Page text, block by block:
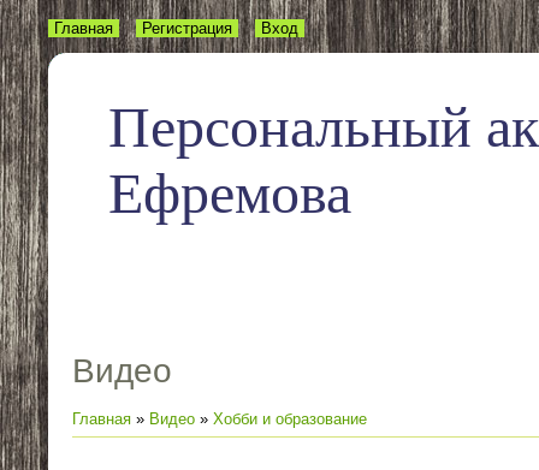
Персональный
Ефремова
Главная Регистрация Вход
Видео
Главная » Видео » Хобби и образование